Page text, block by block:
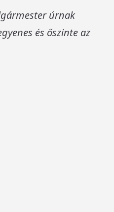
úrnak
és őszinte az